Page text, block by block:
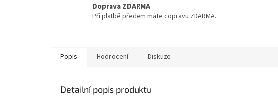
Doprava ZDARMA
Při platbě předem máte dopravu ZDARMA.
Popis Hodnocení Diskuze
Detailní popis produktu